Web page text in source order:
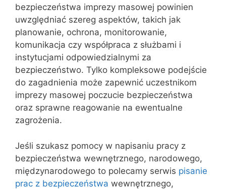
bezpieczeństwa imprezy masowej powinien
uwzględniać szereg aspektów, takich jak
planowanie, ochrona, monitorowanie,
komunikacja czy współpraca z służbami i
instytucjami odpowiedzialnymi za
bezpieczeństwo. Tylko kompleksowe podejście
do zagadnienia może zapewnić uczestnikom
imprezy masowej poczucie bezpieczeństwa
oraz sprawne reagowanie na ewentualne
zagrożenia.
Jeśli szukasz pomocy w napisaniu pracy z
bezpieczeństwa wewnętrznego, narodowego,
międzynarodowego to polecamy serwis pisanie
prac z bezpieczeństwa wewnętrznego,